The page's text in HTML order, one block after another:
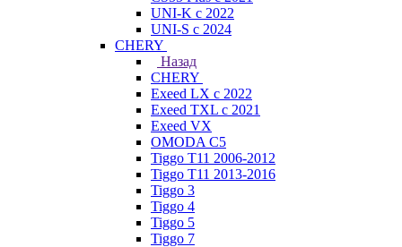
UNI-K с 2022
UNI-S с 2024
CHERY
Назад
CHERY
Exeed LX с 2022
Exeed TXL с 2021
Exeed VX
OMODA C5
Tiggo T11 2006-2012
Tiggo T11 2013-2016
Tiggo 3
Tiggo 4
Tiggo 5
Tiggo 7